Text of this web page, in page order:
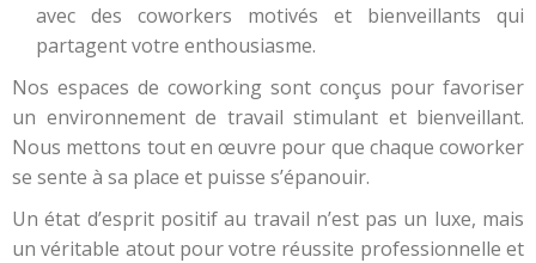
avec des coworkers motivés et bienveillants qui
partagent votre enthousiasme.
Nos espaces de coworking sont conçus pour favoriser
un environnement de travail stimulant et bienveillant.
Nous mettons tout en œuvre pour que chaque coworker
se sente à sa place et puisse s’épanouir.
Un état d’esprit positif au travail n’est pas un luxe, mais
un véritable atout pour votre réussite professionnelle et